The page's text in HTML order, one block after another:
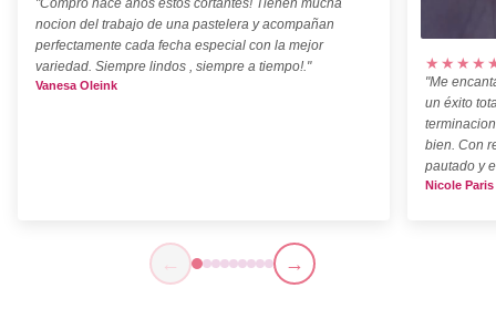
nocion del trabajo de una pastelera y acompañan
perfectamente cada fecha especial con la mejor
variedad. Siempre lindos , siempre a tiempo!."
Vanesa Oleink
"Me
un éxito
bien. Con
pautado y
Nicole Paris
← →